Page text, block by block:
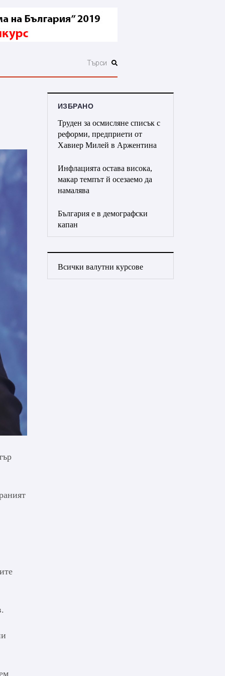
ИЗБРАНО
Труден за осмисляне списък с
реформи, предприети от
Хавиер Милей в Аржентина
Инфлацията остава висока,
макар темпът й осезаемо да
намалява
България е в демографски
капан
Всички валутни курсове